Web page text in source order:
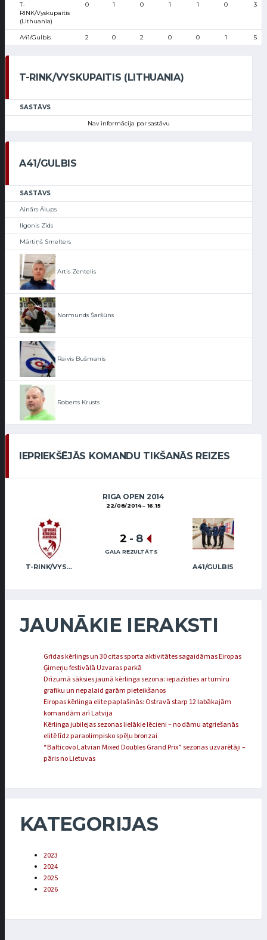
T-
RINK/Vyskupaitis
(Lithuania)
0 1 0 1 1 0 3
A41/Gulbis 2 0 2 0 0 1 5
T-RINK/VYSKUPAITIS (LITHUANIA)
SASTĀVS
Nav informācija par sastāvu
A41/GULBIS
SASTĀVS
Ainārs Ālups
Ilgonis Zīds
Mārtiņš Smelters
Artis Zentelis
Normunds Šaršūns
Raivis Bušmanis
Roberts Krusts
IEPRIEKŠĒJĀS KOMANDU TIKŠANĀS REIZES
RIGA OPEN 2014
22/08/2014 16:15
T-RINK/VYSKUPAITIS (LITHUANIA) A41/GULBIS
2 - 8
GALA REZULTĀTS
JAUNĀKIE IERAKSTI
Grīdas kērlings un 30 citas sporta aktivitātes sagaidāmas Eiropas
Ģimeņu festivālā Uzvaras parkā
Drīzumā sāksies jaunā kērlinga sezona: iepazīsties ar turnīru
grafiku un nepalaid garām pieteikšanos
Eiropas kērlinga elite paplašinās: Ostravā starp 12 labākajām
komandām arī Latvija
Kērlinga jubilejas sezonas lielākie lēcieni – no dāmu atgriešanās
elitē līdz paraolimpisko spēļu bronzai
“Balticovo Latvian Mixed Doubles Grand Prix” sezonas uzvarētāji –
pāris no Lietuvas
KATEGORIJAS
2023
2024
2025
2026